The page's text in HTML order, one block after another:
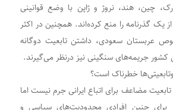
چین، هند، نروژ و ژاپن با وضع قوانینی
یک گذرنامه را منع کرده‌اند. همچنین در اکثر
عربستان سعودی، داشتن تابعیت دوگانه
جریمه‌های سنگینی نیز درنظر می‌گیرند.
خطرناک است؟
مضاعف برای اتباع ایرانی جرم نیست اما
برای چنین افرادی محدودیت‌های سیاسی و